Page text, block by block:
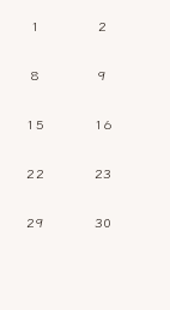
1
2
8 9
15 16
22 23
29 30